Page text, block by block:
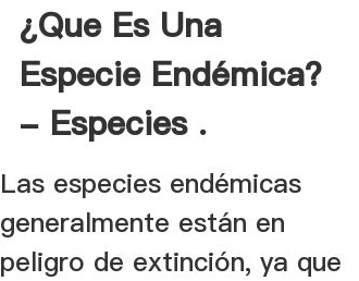
¿Que Es Una
Especie Endémica?
- Especies .
Las especies endémicas
generalmente están en
peligro de extinción, ya que